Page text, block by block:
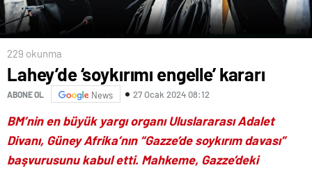
229 okunma
Lahey’de ‘soykırımı engelle’ kararı
ABONE OL News 27 Ocak 2024 08:12
BM’nin en büyük yargı organı Uluslararası Adalet
Divanı, Güney Afrika’nın “Gazze’de soykırım davası”
başvurusunu kabul etti. Mahkeme, Gazze’deki